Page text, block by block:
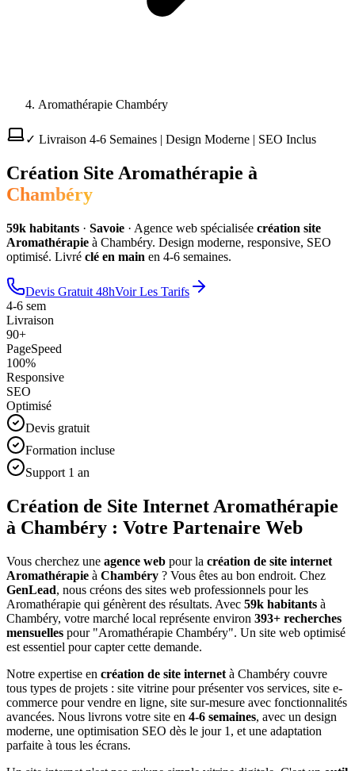
Aromathérapie Chambéry
✓ Livraison 4-6 Semaines | Design Moderne | SEO Inclus
Création Site Aromathérapie à
Chambéry
59k habitants · Savoie · Agence web spécialisée création site
Aromathérapie à Chambéry. Design moderne, responsive, SEO
optimisé. Livré clé en main en 4-6 semaines.
Devis Gratuit 48hVoir Les Tarifs
4-6 sem
Livraison
90+
PageSpeed
100%
Responsive
SEO
Optimisé
Devis gratuit
Formation incluse
Support 1 an
Création de Site Internet Aromathérapie
à Chambéry : Votre Partenaire Web
Vous cherchez une agence web pour la création de site internet
Aromathérapie à Chambéry ? Vous êtes au bon endroit. Chez
GenLead, nous créons des sites web professionnels pour les
Aromathérapie qui génèrent des résultats. Avec 59k habitants à
Chambéry, votre marché local représente environ 393+ recherches
mensuelles pour "Aromathérapie Chambéry". Un site web optimisé
est essentiel pour capter cette demande.
Notre expertise en création de site internet à Chambéry couvre
tous types de projets : site vitrine pour présenter vos services, site e-
commerce pour vendre en ligne, site sur-mesure avec fonctionnalités
avancées. Nous livrons votre site en 4-6 semaines, avec un design
moderne, une optimisation SEO dès le jour 1, et une adaptation
parfaite à tous les écrans.